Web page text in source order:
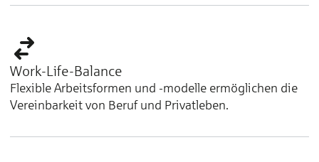
Work-Life-Balance
Flexible Arbeitsformen und -modelle ermöglichen die
Vereinbarkeit von Beruf und Privatleben.